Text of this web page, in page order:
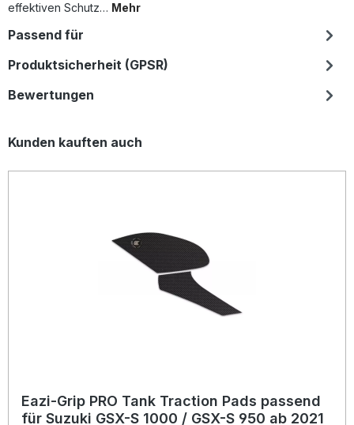
effektiven Schutz… Mehr
Passend für
Produktsicherheit (GPSR)
Bewertungen
Produktgalerie überspringen
Kunden kauften auch
Eazi-Grip PRO Tank Traction Pads passend
für Suzuki GSX-S 1000 / GSX-S 950 ab 2021